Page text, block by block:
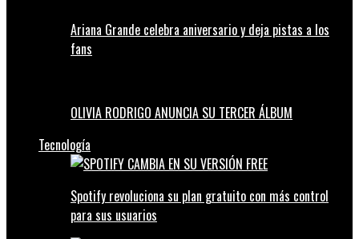
Ariana Grande celebra aniversario y deja pistas a los
fans
OLIVIA RODRIGO ANUNCIA SU TERCER ÁLBUM
Tecnología
Spotify revoluciona su plan gratuito con más control
para sus usuarios